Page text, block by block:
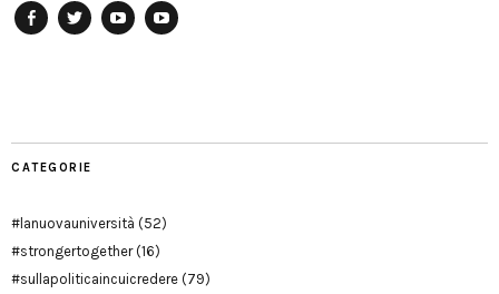
CATEGORIE
#lanuovauniversità (52)
#strongertogether(16)
#sullapoliticaincuicredere (79)